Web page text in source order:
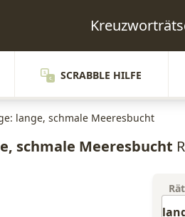
SCRABBLE HILFE
lange, schmale Meeresbucht
schmale Meeresbucht